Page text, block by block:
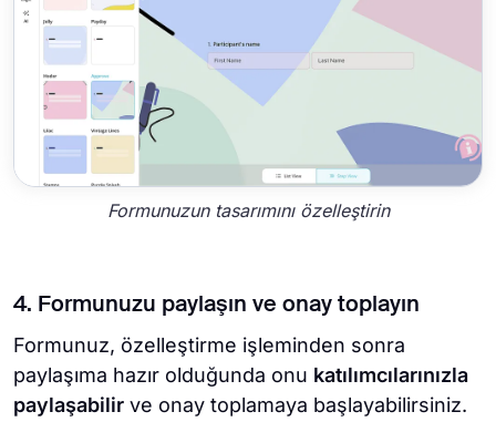
Formunuzun tasarımını özelleştirin
4. Formunuzu paylaşın ve onay toplayın
Formunuz, özelleştirme işleminden sonra
paylaşıma hazır olduğunda onu katılımcılarınızla
paylaşabilir ve onay toplamaya başlayabilirsiniz.